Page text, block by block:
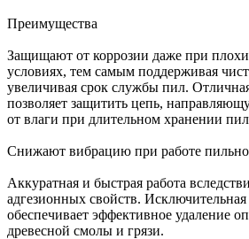
Преимущества
Защищают от коррозии даже при
условиях, тем самым поддерживая
увеличивая срок службы пил.
позволяет защитить цепь,
от влаги при длительном хранении
Снижают вибрацию при работе
Аккуратная и быстрая работа
адгезионных свойств. Исключительная
обеспечивает эффективное удаление
древесной смолы и грязи.